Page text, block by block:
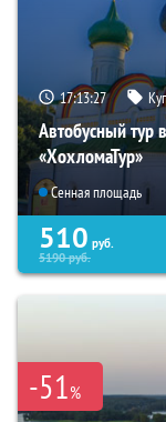
17:13:26
Автобусный тур
«ХохломаТур»
Сенная площадь
510 руб.
5190руб.
-51%